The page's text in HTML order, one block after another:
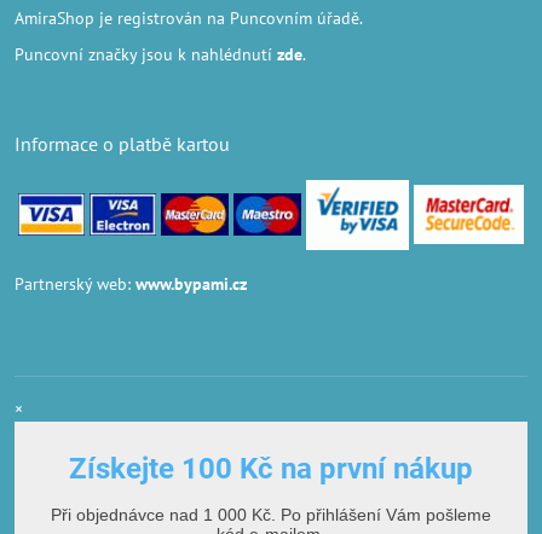
AmiraShop je registrován na Puncovním úřadě.
Puncovní značkyjsou k nahlédnutí zde.
Informace o platbě kartou
Partnerský web: www.bypami.cz
×
Získejte 100 Kč na první nákup
Při objednávce nad 1 000 Kč. Po přihlášení Vám pošleme